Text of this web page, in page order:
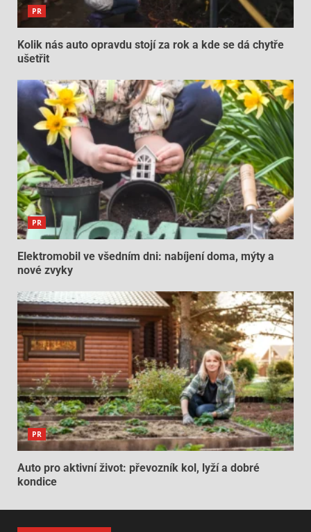
PR
Kolik nás auto opravdu stojí za rok a kde se dá chytře
ušetřit
PR
Elektromobil ve všedním dni: nabíjení doma, mýty a
nové zvyky
PR
Auto pro aktivní život: převozník kol, lyží a dobré
kondice